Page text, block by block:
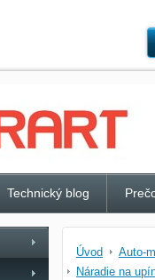
Technický blog
Úvod Auto-
Náradie na